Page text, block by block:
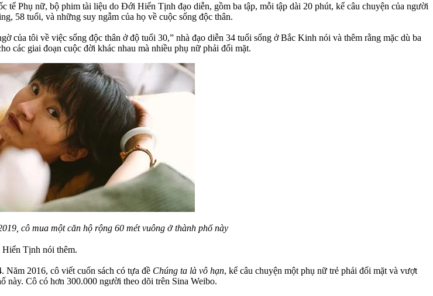
Phụ nữ, bộ phim tài liệu do Đới Hiển Tịnh đạo diễn, gồm ba tập, mỗi tập dài 20 phút, kể câu chuyện của người
58 tuổi, và những suy ngẫm của họ về cuộc sống độc thân.
của tôi về việc sống độc thân ở độ tuổi 30,” nhà đạo diễn 34 tuổi sống ở Bắc Kinh nói và thêm rằng mặc dù ba
các giai đoạn cuộc đời khác nhau mà nhiều phụ nữ phải đối mặt.
cô mua một căn hộ rộng 60 mét vuông ở thành phố này
Tịnh nói thêm.
2016, cô viết cuốn sách có tựa đề Chúng ta là vô hạn, kể câu chuyện một phụ nữ trẻ phải đối mặt và vượt
này. Cô có hơn 300.000 người theo dõi trên Sina Weibo.